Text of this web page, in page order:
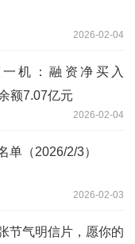
2026-02-04
机：融资净买入
额7.07亿元
2026-02-04
单（2026/2/3）
2026-02-03
节气明信片，愿你的